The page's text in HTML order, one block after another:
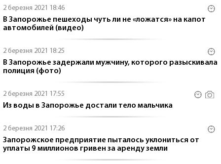
2 березня 2021 18:46
В Запорожье пешеходы чуть ли не «ложатся» на капот
автомобилей (видео)
2 березня 2021 18:25
В Запорожье задержали мужчину, которого разыскивала
полиция (фото)
2 березня 2021 17:55
Из воды в Запорожье достали тело мальчика
2 березня 2021 17:26
Запорожское предприятие пыталось уклониться от
уплаты 9 миллионов гривен за аренду земли